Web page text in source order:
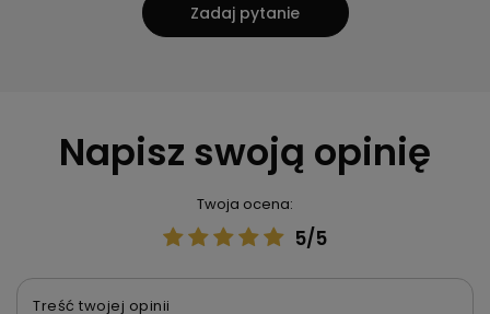
Zadaj pytanie
Napisz swoją opinię
Twoja ocena:
5/5
Treść twojej opinii